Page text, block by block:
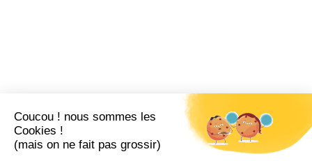
Coucou ! nous sommes les
Cookies !
(mais on ne fait pas grossir)